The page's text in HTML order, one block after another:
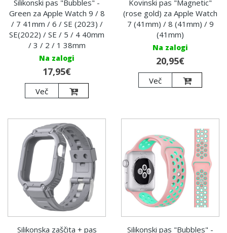
Silikonski pas "Bubbles" -
Green za Apple Watch 9 / 8
/ 7 41mm / 6 / SE (2023) /
SE(2022) / SE / 5 / 4 40mm
/ 3 / 2 / 1 38mm
Na zalogi
17,95€
Več
Kovinski pas "Magnetic"
(rose gold) za Apple Watch
7 (41mm) / 8 (41mm) / 9
(41mm)
Na zalogi
20,95€
Več
Silikonska zaščita + pas
Silikonski pas "Bubbles" -